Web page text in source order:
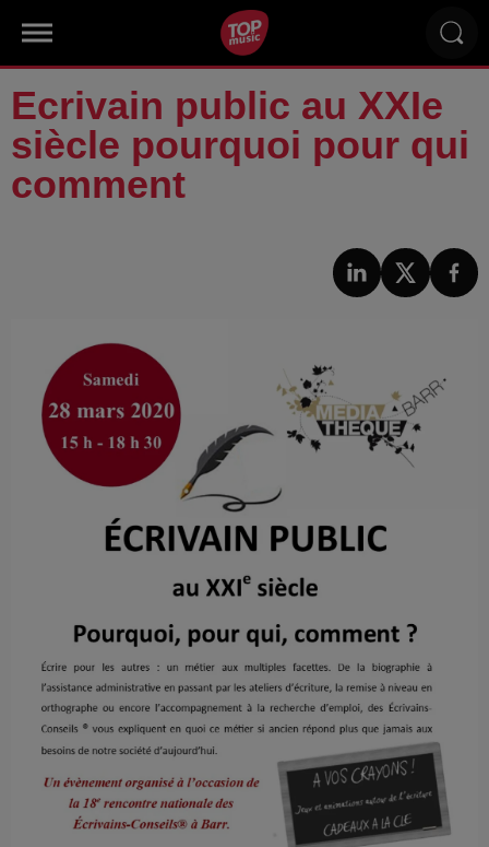
Ecrivain public au XXIe
siècle pourquoi pour qui
comment